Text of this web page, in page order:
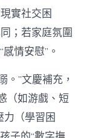
實社交困
；若家庭氛圍
情安慰”。
。”文慶補充，
（如游戲、短
力（學習困